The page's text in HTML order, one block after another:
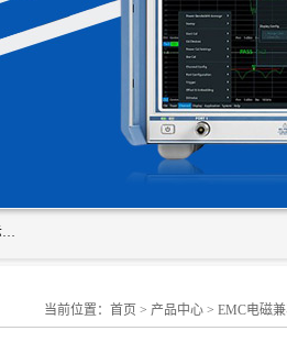
深圳市新胜科电子仪器科技有限公司主要经营：音频分析仪，网络分析仪，频谱测试仪，电子负载，电声测试仪，示波器，EMC电磁兼容测，调制分析仪，LCR测量仪，数字电桥，三相标准源，音频扫频仪，时钟检测仪，信号发生器，电子表，万用表，功率计，喇叭测试仪，综合测试仪等；深圳市新胜科电子仪器科技有限公司希望能与您成为合作伙伴
当前位置： 首页 > 产品中心 > EMC电磁